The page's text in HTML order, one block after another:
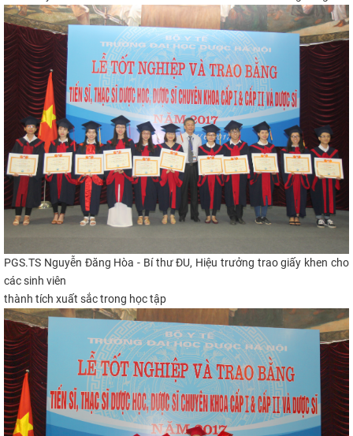
PGS.TS Nguyễn Đăng Hòa - Bí thư ĐU, Hiệu trưởng trao giấy khen cho
các sinh viên
thành tích xuất sắc trong học tập